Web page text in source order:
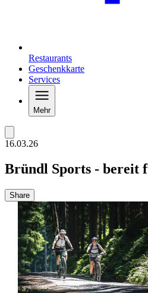
Restaurants
Geschenkkarte
Services
Mehr
16.03.26
Bründl Sports - bereit
Share